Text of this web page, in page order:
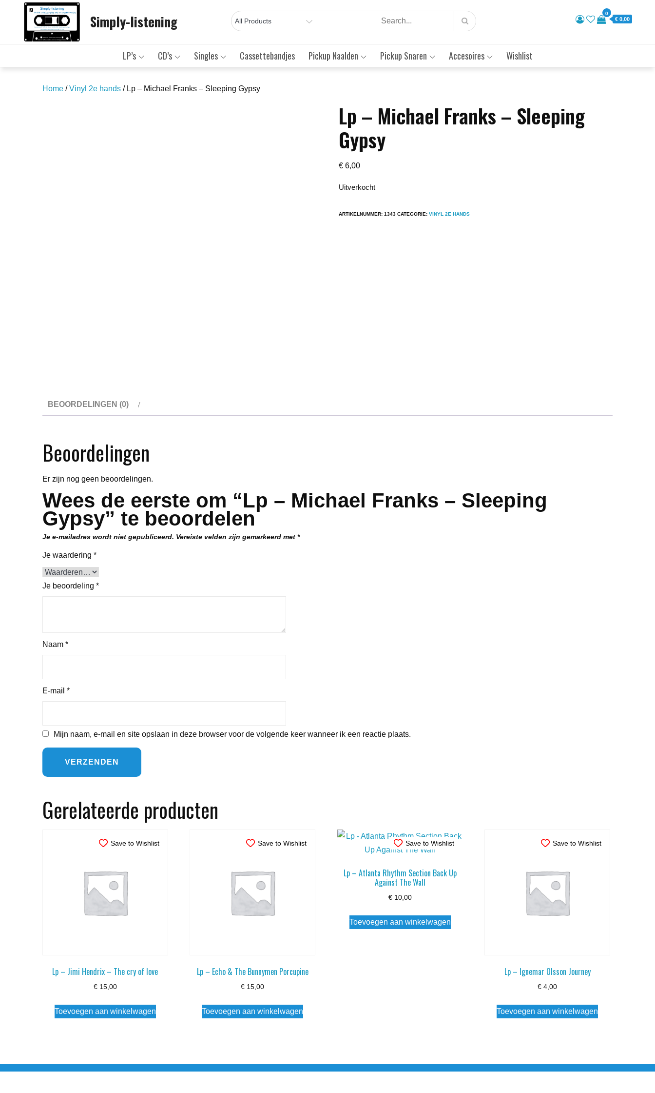
Simply-listening 0
€ 0,00
LP’s CD’s Singles Cassettebandjes Pickup Naalden Pickup Snaren Accesoires Wishlist
Home /Vinyl 2e hands / Lp – Michael Franks – Sleeping Gypsy
Lp – Michael Franks – Sleeping
Gypsy
€ 6,00
Uitverkocht
ARTIKELNUMMER:1343 CATEGORIE:VINYL 2E HANDS
BEOORDELINGEN (0)
Beoordelingen
Er zijn nog geen beoordelingen.
Wees de eerste om “Lp – Michael Franks – Sleeping
Gypsy” te beoordelen
Je e-mailadres wordt niet gepubliceerd. Vereiste velden zijn gemarkeerd met *
Je waardering *
Je beoordeling *
Naam *
E-mail *
Mijn naam, e-mail en site opslaan in deze browser voor de volgende keer wanneer ik een reactie plaats.
Gerelateerde producten
Save to Wishlist
Lp – Jimi Hendrix – The cry of love
€15,00
Toevoegen aan winkelwagen
Save to Wishlist
Lp – Echo & The Bunnymen Porcupine
€ 15,00
Toevoegen aan winkelwagen
Save to Wishlist
Lp – Atlanta Rhythm Section Back Up
Against The Wall
€10,00
Toevoegen aan winkelwagen
Save to Wishlist
Lp – Ignemar Olsson Journey
€ 4,00
Toevoegen aan winkelwagen